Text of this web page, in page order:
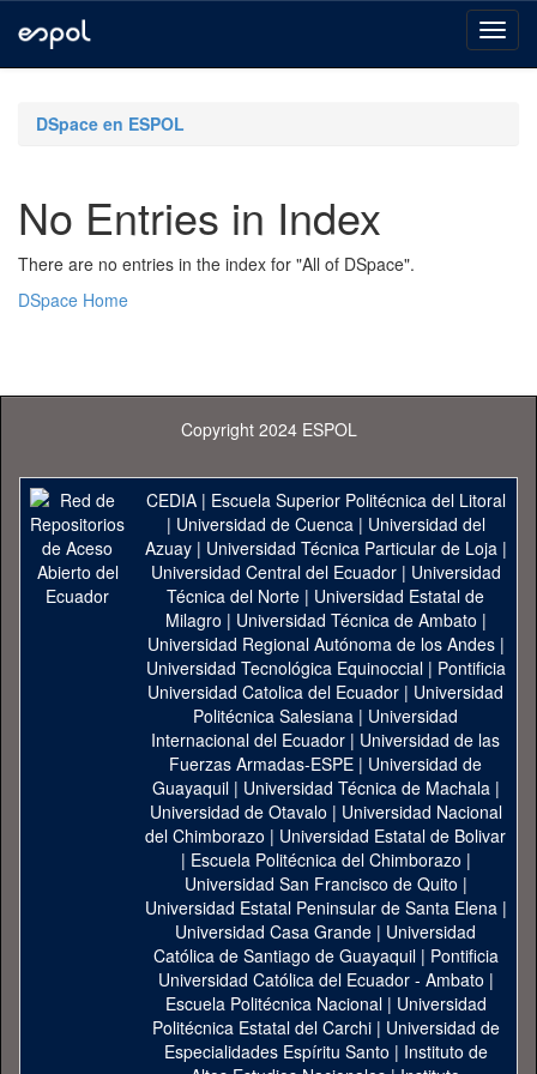
navigationDSpace en ESPOL
No Entries in Index
There are no entries in the index for "All of DSpace".
DSpace Home
Copyright 2024 ESPOL
CEDIA| Escuela Superior Politécnica del Litoral
| Universidad de Cuenca| Universidad del
Azuay| Universidad Técnica Particular de Loja|
Universidad Central del Ecuador| Universidad
Técnica del Norte | Universidad Estatal de
Milagro | Universidad Técnica de Ambato |
Universidad Regional Autónoma de los Andes|
Universidad Tecnológica Equinoccial| Pontificia
Universidad Catolica del Ecuador | Universidad
Politécnica Salesiana | Universidad
Internacional del Ecuador | Universidad de las
Fuerzas Armadas-ESPE | Universidad de
Guayaquil| Universidad Técnica de Machala|
Universidad de Otavalo | Universidad Nacional
del Chimborazo | Universidad Estatal de Bolivar
| Escuela Politécnica del Chimborazo |
Universidad San Francisco de Quito |
Universidad Estatal Peninsular de Santa Elena|
Universidad Casa Grande | Universidad
Católica de Santiago de Guayaquil| Pontificia
Universidad Católica del Ecuador - Ambato |
Escuela Politécnica Nacional| Universidad
Politécnica Estatal del Carchi| Universidad de
Especialidades Espíritu Santo | Instituto de